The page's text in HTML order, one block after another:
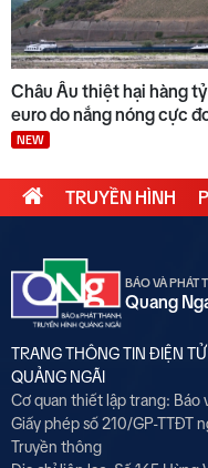
Châu Âu thiệt hại hàng tỷ
euro do nắng nóng cực
NEW
TRUYỀN HÌNH
BÁO VÀ PHÁT
Quang
TRANG THÔNG TIN ĐIỆN
QUẢNG NGÃI
Cơ quan thiết lập trang: Báo
Giấy phép số 210/GP-TTĐT
Truyền thông